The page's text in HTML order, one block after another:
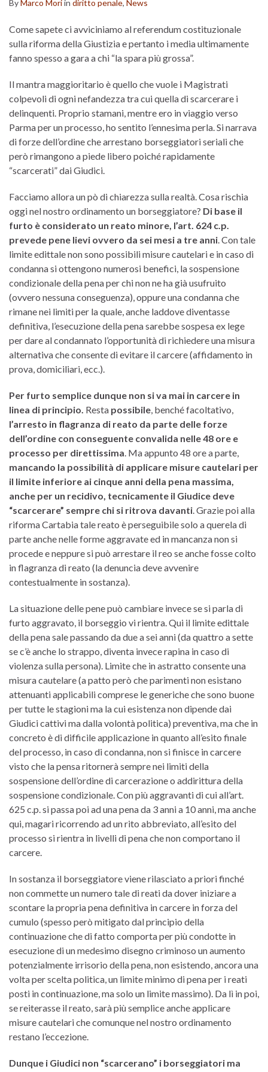
ByMarco Moriin diritto penale, News
Come sapete ci avviciniamo al referendum costituzionale
sulla riforma della Giustizia e pertanto i media ultimamente
fanno spesso a gara a chi “la spara più grossa”.
Il mantra maggioritario è quello che vuole i Magistrati
colpevoli di ogni nefandezza tra cui quella di scarcerare i
delinquenti. Proprio stamani, mentre ero in viaggio verso
Parma per un processo, ho sentito l’ennesima perla. Si narrava
di forze dell’ordine che arrestano borseggiatori seriali che
però rimangono a piede libero poiché rapidamente
“scarcerati” dai Giudici.
Facciamo allora un pò di chiarezza sulla realtà. Cosa rischia
oggi nel nostro ordinamento un borseggiatore? Di base il
furto è considerato un reato minore, l’art. 624 c.p.
prevede pene lievi ovvero da sei mesi a tre anni. Con tale
limite edittale non sono possibili misure cautelari e in caso di
condanna si ottengono numerosi benefici, la sospensione
condizionale della pena per chi non ne ha già usufruito
(ovvero nessuna conseguenza), oppure una condanna che
rimane nei limiti per la quale, anche laddove diventasse
definitiva, l’esecuzione della pena sarebbe sospesa ex lege
per dare al condannato l’opportunità di richiedere una misura
alternativa che consente di evitare il carcere (affidamento in
prova, domiciliari, ecc.).
Per furto semplice dunque non si va mai in carcere in
linea di principio. Resta possibile, benché facoltativo,
l’arresto in flagranza di reato da parte delle forze
dell’ordine con conseguente convalida nelle 48 ore e
processo per direttissima. Ma appunto 48 ore a parte,
mancando la possibilità di applicare misure cautelari per
il limite inferiore ai cinque anni della pena massima,
anche per un recidivo, tecnicamente il Giudice deve
“scarcerare” sempre chi si ritrova davanti. Grazie poi alla
riforma Cartabia tale reato è perseguibile solo a querela di
parte anche nelle forme aggravate ed in mancanza non si
procede e neppure si può arrestare il reo se anche fosse colto
in flagranza di reato (la denuncia deve avvenire
contestualmente in sostanza).
La situazione delle pene può cambiare invece se si parla di
furto aggravato, il borseggio vi rientra. Qui il limite edittale
della pena sale passando da due a sei anni (da quattro a sette
se c’è anche lo strappo, diventa invece rapina in caso di
violenza sulla persona). Limite che in astratto consente una
misura cautelare (a patto però che parimenti non esistano
attenuanti applicabili comprese le generiche che sono buone
per tutte le stagioni ma la cui esistenza non dipende dai
Giudici cattivi ma dalla volontà politica) preventiva, ma che in
concreto è di difficile applicazione in quanto all’esito finale
del processo, in caso di condanna, non si finisce in carcere
visto che la pensa ritornerà sempre nei limiti della
sospensione dell’ordine di carcerazione o addirittura della
sospensione condizionale. Con più aggravanti di cui all’art.
625 c.p. si passa poi ad una pena da 3 anni a 10 anni, ma anche
qui, magari ricorrendo ad un rito abbreviato, all’esito del
processo si rientra in livelli di pena che non comportano il
carcere.
In sostanza il borseggiatore viene rilasciato a priori finché
non commette un numero tale di reati da dover iniziare a
scontare la propria pena definitiva in carcere in forza del
cumulo (spesso però mitigato dal principio della
continuazione che di fatto comporta per più condotte in
esecuzione di un medesimo disegno criminoso un aumento
potenzialmente irrisorio della pena, non esistendo, ancora una
volta per scelta politica, un limite minimo di pena per i reati
posti in continuazione, ma solo un limite massimo). Da lì in poi,
se reiterasse il reato, sarà più semplice anche applicare
misure cautelari che comunque nel nostro ordinamento
restano l’eccezione.
Dunque i Giudici non “scarcerano” i borseggiatori ma